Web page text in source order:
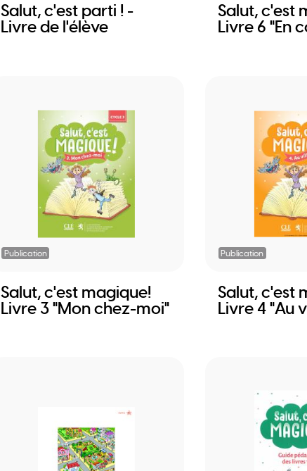
Salut, c'est parti ! -
Livre de l'élève
Salut, c'est
Livre 6 "En
Publication
Salut, c'est magique!
Livre 3 "Mon chez-moi"
Publication
Salut, c'est
Livre 4 "Au